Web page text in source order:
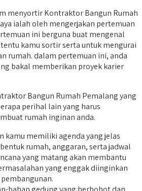
menyortir Kontraktor Bangun Rumah
ialah oleh mengerjakan pertemuan
ini berguna buat mengenal
kamu sortir serta untuk mengurai
rumah. dalam pertemuan ini, anda
bakal memberikan proyek karier
Bangun Rumah Pemalang yang
perihal lain yang harus
rumah inginan anda.
kamu memiliki agenda yang jelas
rumah, anggaran, serta jadwal
yang matang akan membantu
yang enggak diinginkan